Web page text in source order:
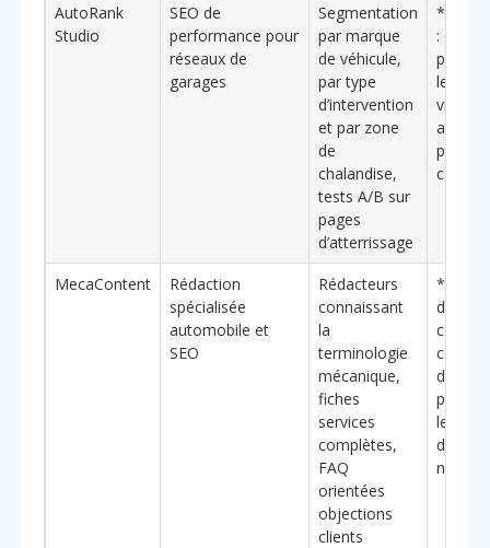
AutoRank
Studio
SEO de
performance pour
réseaux de
garages
Segmentation
par marque
de véhicule,
par type
d’intervention
et par zone
de
chalandise,
tests A/B sur
pages
d’atterrissage
:
pour
le
via la
avant
MecaContent
Rédaction
spécialisée
automobile et
SEO
Rédacteurs
connaissant
la
terminologie
mécanique,
fiches
services
complètes,
FAQ
orientées
objections
clients
pour
le
des